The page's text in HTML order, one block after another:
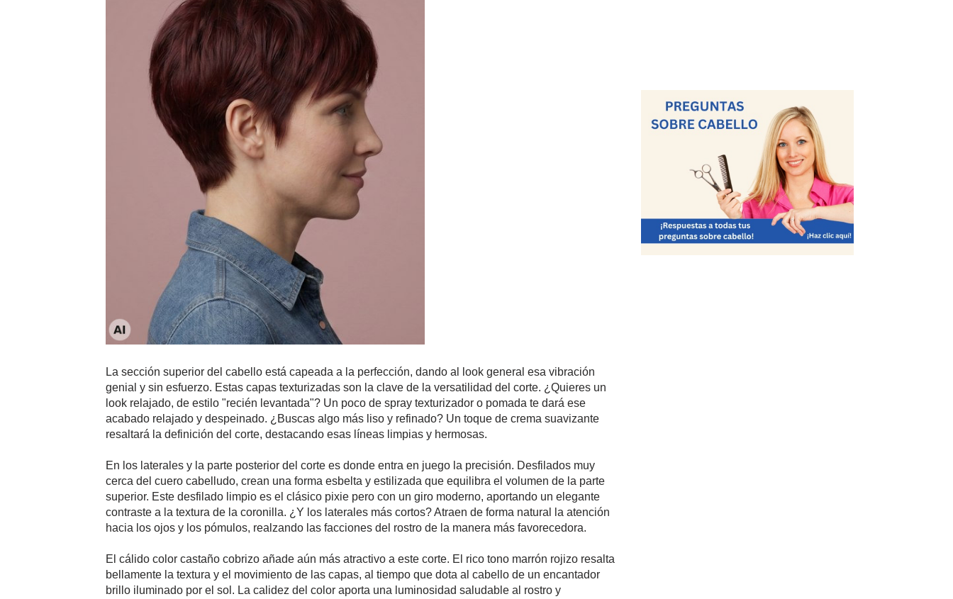
La sección superior del cabello está capeada a la perfección, dando al look general esa vibración
genial y sin esfuerzo. Estas capas texturizadas son la clave de la versatilidad del corte. ¿Quieres un
look relajado, de estilo "recién levantada"? Un poco de spray texturizador o pomada te dará ese
acabado relajado y despeinado. ¿Buscas algo más liso y refinado? Un toque de crema suavizante
resaltará la definición del corte, destacando esas líneas limpias y hermosas.
En los laterales y la parte posterior del corte es donde entra en juego la precisión. Desfilados muy
cerca del cuero cabelludo, crean una forma esbelta y estilizada que equilibra el volumen de la parte
superior. Este desfilado limpio es el clásico pixie pero con un giro moderno, aportando un elegante
contraste a la textura de la coronilla. ¿Y los laterales más cortos? Atraen de forma natural la atención
hacia los ojos y los pómulos, realzando las facciones del rostro de la manera más favorecedora.
El cálido color castaño cobrizo añade aún más atractivo a este corte. El rico tono marrón rojizo resalta
bellamente la textura y el movimiento de las capas, al tiempo que dota al cabello de un encantador
brillo iluminado por el sol. La calidez del color aporta una luminosidad saludable al rostro y